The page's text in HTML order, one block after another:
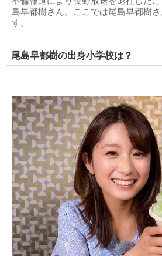
島早都樹さん。ここでは尾島早都樹
す。
尾島早都樹の出身小学校は？